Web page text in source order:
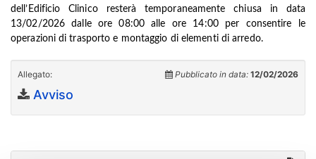
dell’Edificio Clinico resterà temporaneamente chiusa in data
13/02/2026 dalle ore 08:00 alle ore 14:00 per consentire le
operazioni di trasporto e montaggio di elementi di arredo.
Allegato: Pubblicato in data: 12/02/2026
Avviso